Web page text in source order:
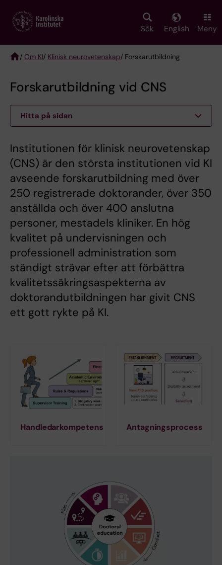
main
Sök English Meny
/ Om KI/ Klinisk neurovetenskap/ Forskarutbildning
Forskarutbildning vid CNS
Hitta på sidan
Institutionen för klinisk neurovetenskap
(CNS) är den största institutionen vid KI
avseende forskarutbildning med över
250 registrerade doktorander, över 350
anställda och över 400 anslutna
personer, mestadels kliniker. En hög
kvalitet på undervisningen och
professionell administration som
ständigt strävar efter att förbättra
kvalitetssäkringsaspekterna av
doktorandutbildningen har givit CNS
ett gott rykte på KI.
Handledarkompetens Antagningsprocess